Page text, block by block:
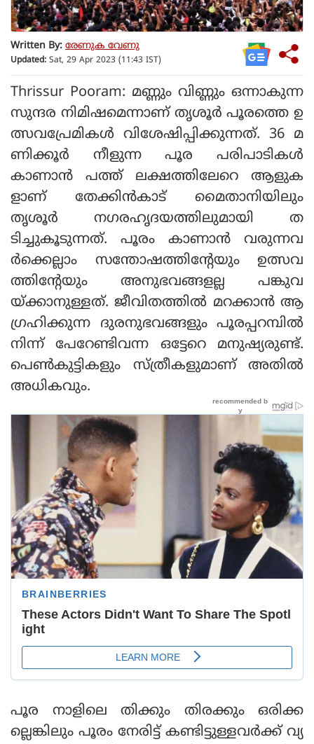
Written By: രേണുക വേണു
Updated: Sat, 29 Apr 2023 (11:43 IST)
Thrissur Pooram: മണ്ണും വിണ്ണും ഒന്നാകുന്ന
സുന്ദര നിമിഷമെന്നാണ് തൃശൂര്‍ പൂരത്തെ ഉ
ത്സവപ്രേമികള്‍ വിശേഷിപ്പിക്കുന്നത്. 36 മ
ണിക്കൂര്‍ നീളുന്ന പൂര പരിപാടികള്‍
കാണാന്‍ പത്ത് ലക്ഷത്തിലേറെ ആളുക
ളാണ് തേക്കിന്‍കാട് മൈതാനിയിലും
തൃശൂര്‍ നഗരഹൃദയത്തിലുമായി ത
ടിച്ചുകൂടുന്നത്. പൂരം കാണാന്‍ വരുന്നവ
ര്‍ക്കെല്ലാം സന്തോഷത്തിന്റേയും ഉത്സവ
ത്തിന്റേയും അനുഭവങ്ങളല്ല പങ്കുവ
യ്ക്കാനുള്ളത്. ജീവിതത്തില്‍ മറക്കാന്‍ ആ
ഗ്രഹിക്കുന്ന ദുരനുഭവങ്ങളും പൂരപ്പറമ്പില്‍
നിന്ന് പേറേണ്ടിവന്ന ഒട്ടേറെ മനുഷ്യരുണ്ട്.
പെണ്‍കുട്ടികളും സ്ത്രീകളുമാണ് അതില്‍
അധികവും.
പൂര നാളിലെ തിക്കും തിരക്കും ഒരിക്ക
ല്ലെങ്കിലും പൂരം നേരിട്ട് കണ്ടിട്ടുള്ളവര്‍ക്ക് വ്യ